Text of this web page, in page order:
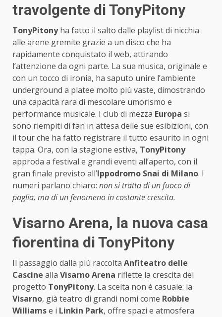
travolgente di TonyPitony
TonyPitonyha fatto il salto dalle playlist di nicchia
alle arene gremite grazie a un disco che ha
rapidamente conquistato il web, attirando
l’attenzione da ogni parte. La sua musica, originale e
con un tocco di ironia, ha saputo unire l’ambiente
underground a platee molto più vaste, dimostrando
una capacità rara di mescolare umorismo e
performance musicale. I club di mezza Europa si
sono riempiti di fan in attesa delle sue esibizioni, con
il tour che ha fatto registrare il tutto esaurito in ogni
tappa. Ora, con la stagione estiva, TonyPitony
approda a festival e grandi eventi all’aperto, con il
gran finale previsto all’Ippodromo Snai di Milano. I
numeri parlano chiaro: non si tratta di un fuoco di
paglia, ma di un fenomeno in costante crescita.
Visarno Arena, la nuova casa
fiorentina di TonyPitony
Il passaggio dalla più raccolta Anfiteatro delle
Cascine alla Visarno Arena riflette la crescita del
progetto TonyPitony. La scelta non è casuale: la
Visarno, già teatro di grandi nomi come Robbie
Williamse i Linkin Park, offre spazi e atmosfera